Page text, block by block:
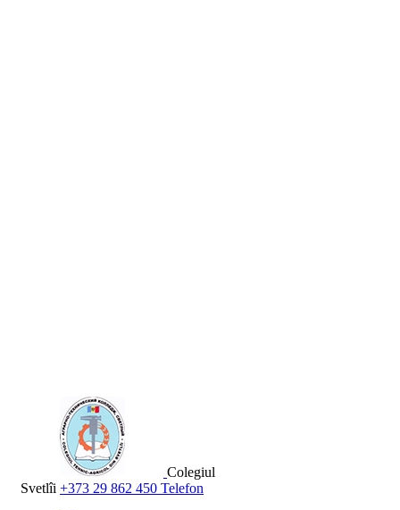
Colegiul
Svetlîi +373 29 862 450 Telefon